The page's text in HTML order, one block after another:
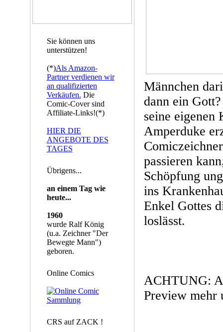
Sie können uns
unterstützen!
(*)Als Amazon-
Partner verdienen wir
an qualifizierten
Verkäufen. Die
Comic-Cover sind
Affiliate-Links!(*)
HIER DIE
ANGEBOTE DES
TAGES
Übrigens...
an einem Tag wie
heute...
1960
wurde Ralf König
(u.a. Zeichner "Der
Bewegte Mann")
geboren.
Online Comics
CRS auf ZACK !
Männchen
dann ein
seine
Amperduke
passieren
Schöpfung
ins
Enkel Gottes
loslässt.
ACHTUNG:
Preview mehr